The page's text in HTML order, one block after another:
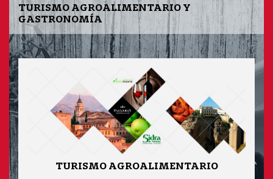
TURISMO AGROALIMENTARIO Y
GASTRONOMÍA
TURISMO AGROALIMENTARIO